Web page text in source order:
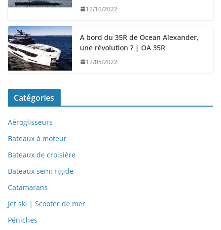
12/10/2022
A bord du 35R de Ocean Alexander,
une révolution ? | OA 35R
12/05/2022
Catégories
Aéroglisseurs
Bateaux à moteur
Bateaux de croisière
Bateaux semi rigide
Catamarans
Jet ski | Scooter de mer
Péniches